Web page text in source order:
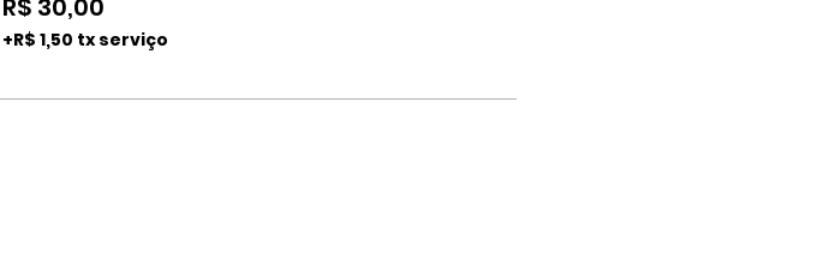
R$ 30,00
+R$ 1,50 tx serviço